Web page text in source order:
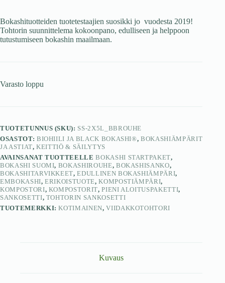
Bokashituotteiden tuotetestaajien suosikki jo vuodesta 2019!
Tohtorin suunnittelema kokoonpano, edulliseen ja helppoon
tutustumiseen bokashin maailmaan.
Varasto loppu
TUOTETUNNUS (SKU): SS-2X5L_BBROUHE
OSASTOT: BIOHIILI JA BLACK BOKASHI®,BOKASHIÄMPÄRIT
JA ASTIAT,KEITTIÖ & SÄILYTYS
AVAINSANAT TUOTTEELLEBOKASHI STARTPAKET,
BOKASHI SUOMI, BOKASHIROUHE, BOKASHISANKO,
BOKASHITARVIKKEET,EDULLINEN BOKASHIÄMPÄRI,
EMBOKASHI,ERIKOISTUOTE,KOMPOSTIÄMPÄRI,
KOMPOSTORI, KOMPOSTORIT,PIENI ALOITUSPAKETTI,
SANKOSETTI, TOHTORIN SANKOSETTI
TUOTEMERKKI:KOTIMAINEN,VIIDAKKOTOHTORI
Kuvaus